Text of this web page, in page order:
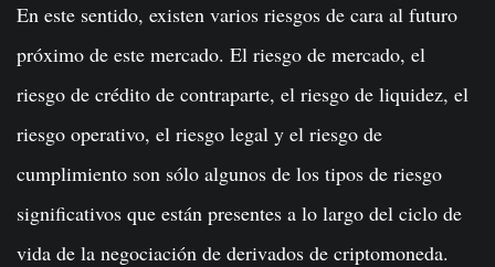
En este sentido, existen varios riesgos de cara al futuro
próximo de este mercado. El riesgo de mercado, el
riesgo de crédito de contraparte, el riesgo de liquidez, el
riesgo operativo, el riesgo legal y el riesgo de
cumplimiento son sólo algunos de los tipos de riesgo
significativos que están presentes a lo largo del ciclo de
vida de la negociación de derivados de criptomoneda.